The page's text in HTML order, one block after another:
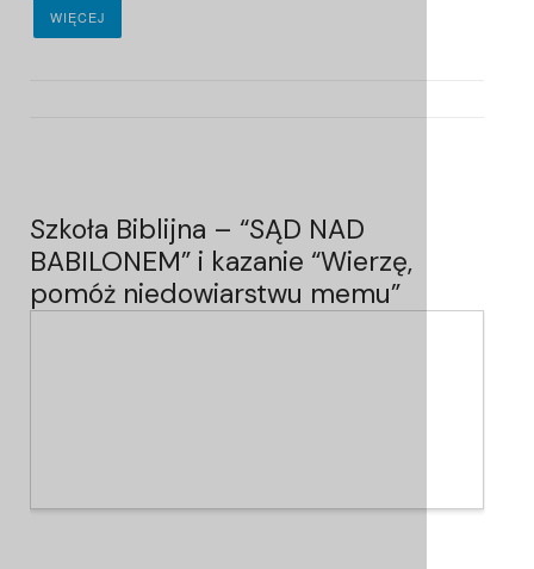
WIĘCEJ
Szkoła Biblijna – “SĄD NAD
BABILONEM” i kazanie “Wierzę,
pomóż niedowiarstwu memu”